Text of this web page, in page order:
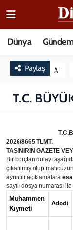
Dünya Gündem
Paylaş A-
T.C.
T.C.
2026/8665 TLMT.
TAŞINIRIN GAZETE
Bir borçtan dolayı
çıkarılmış olup
ayrıntılı açıklamalara
sayılı dosya numarası
Muhammen
Kıymeti
Adedi
15 Temmuz
Analiz-Yorum
Dünya
Eğitim
Ekonomi
Elif Kuşağı
Güncel
Nöbetçi
Hava Durumu
Süper Lig
Tüm
Son Dakika
Haber Arşivi